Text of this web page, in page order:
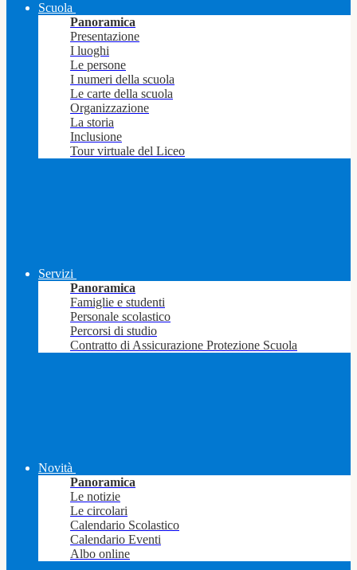
Scuola
Panoramica
Presentazione
I luoghi
Le persone
I numeri della scuola
Le carte della scuola
Organizzazione
La storia
Inclusione
Tour virtuale del Liceo
Servizi
Panoramica
Famiglie e studenti
Personale scolastico
Percorsi di studio
Contratto di Assicurazione Protezione Scuola
Novità
Panoramica
Le notizie
Le circolari
Calendario Scolastico
Calendario Eventi
Albo online